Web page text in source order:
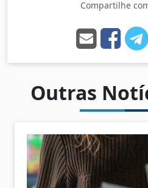
Compartilhe
Outras